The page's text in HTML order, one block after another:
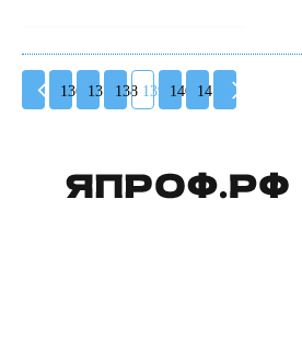
136 137 138 139 140 141